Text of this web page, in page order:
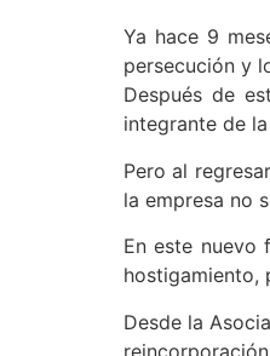
Ya hace 9
persecución y
Después de
integrante de
Pero al
la empresa no
En este nuevo
hostigamiento,
Desde la